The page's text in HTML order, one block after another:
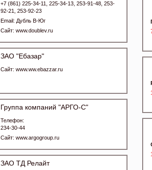
+7 (861) 225-34-11, 225-34-13, 253-91-48, 253-
92-21, 253-92-23
Email: Дубль В-Юг
Сайт: www.doublev.ru
ЗАО "Ебазар"
Сайт: www.ww.ebazzar.ru
Группа компаний "АРГО-С"
Телефон:
234-30-44
Сайт: www.argogroup.ru
ЗАО ТД Релайт